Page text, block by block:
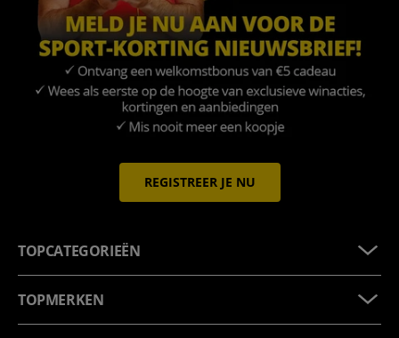
REGISTREER JE NU
TOPCATEGORIEËN
TOPMERKEN